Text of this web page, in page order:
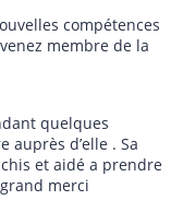
compétences
membre de la
quelques
auprès d’elle . Sa
et aidé a prendre
merci